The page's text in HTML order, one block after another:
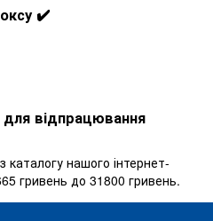
✔️
відпрацювання
каталогу нашого інтернет-
гривень до 31800 гривень.